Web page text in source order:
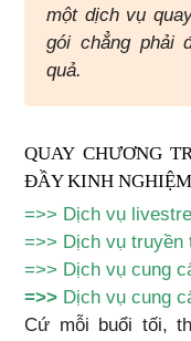
một dịch vụ
gói chẳng phải
quả.
QUAY CHƯƠNG
ĐẦY KINH
=>> Dịch vụ
=>> Dịch vụ truyền
=>> Dịch vụ cung
=>> Dịch vụ cung
Cứ mỗi buổi tối,